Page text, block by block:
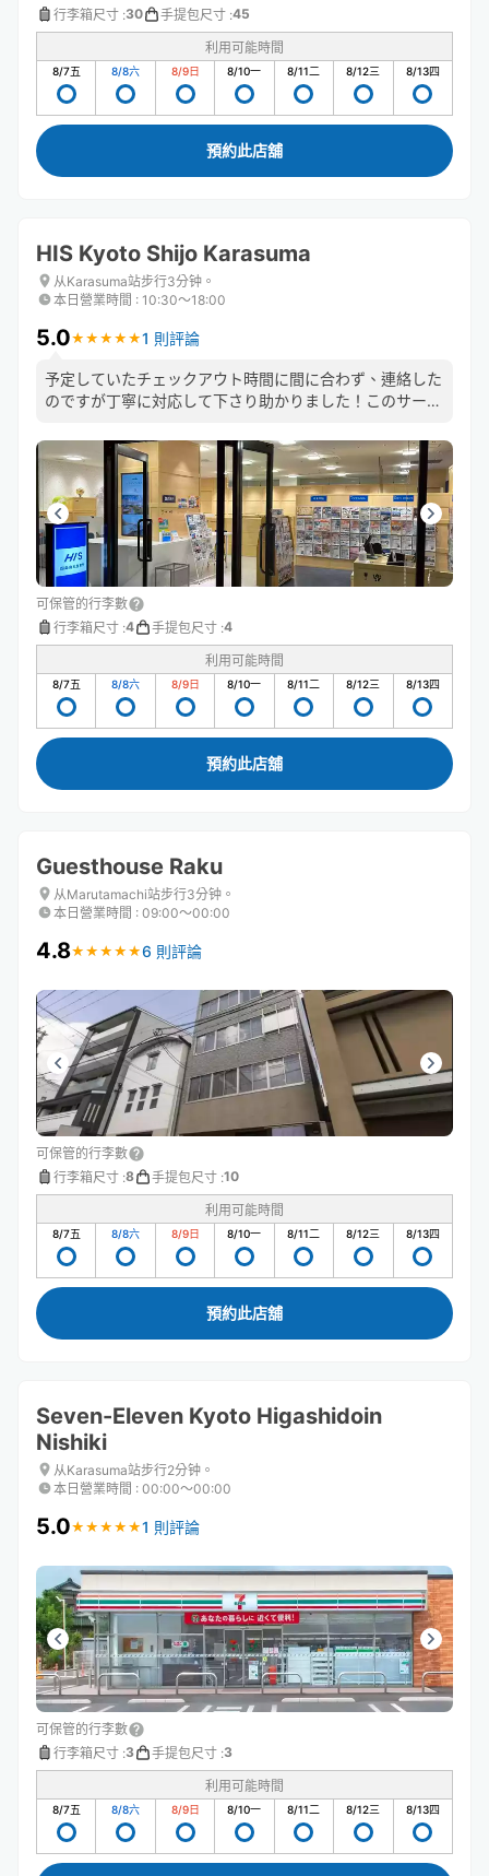
行李箱尺寸 :30 手提包尺寸 :45
利用可能時間
8/7五 8/8六 8/9日 8/10一 8/11二 8/12三 8/13四
預約此店舖
HIS Kyoto Shijo Karasuma
从Karasuma站步行3分钟。
本日營業時間 : 10:30〜18:00
5.0★ ★ ★ ★ ★
★ ★ ★ ★ ★1 則評論
予定していたチェックアウト時間に間に合わず、連絡した
のですが丁寧に対応して下さり助かりました！このサービ
て頂きます！
可保管的行李數
行李箱尺寸 :4 手提包尺寸 :4
利用可能時間
8/7五 8/8六 8/9日 8/10一 8/11二 8/12三 8/13四
預約此店舖
Guesthouse Raku
从Marutamachi站步行3分钟。
本日營業時間 : 09:00〜00:00
4.8★ ★ ★ ★ ★
★ ★ ★ ★ ★6 則評論
可保管的行李數
行李箱尺寸 :8 手提包尺寸 :10
利用可能時間
8/7五 8/8六 8/9日 8/10一 8/11二 8/12三 8/13四
預約此店舖
Seven-Eleven Kyoto Higashidoin
Nishiki
从Karasuma站步行2分钟。
本日營業時間 : 00:00〜00:00
5.0★ ★ ★ ★ ★
★ ★ ★ ★ ★1 則評論
可保管的行李數
行李箱尺寸 :3 手提包尺寸 :3
利用可能時間
8/7五 8/8六 8/9日 8/10一 8/11二 8/12三 8/13四